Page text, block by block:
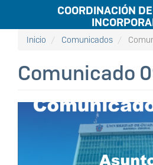
COORDINACIÓN
Inicio Comunicados
Comunicado